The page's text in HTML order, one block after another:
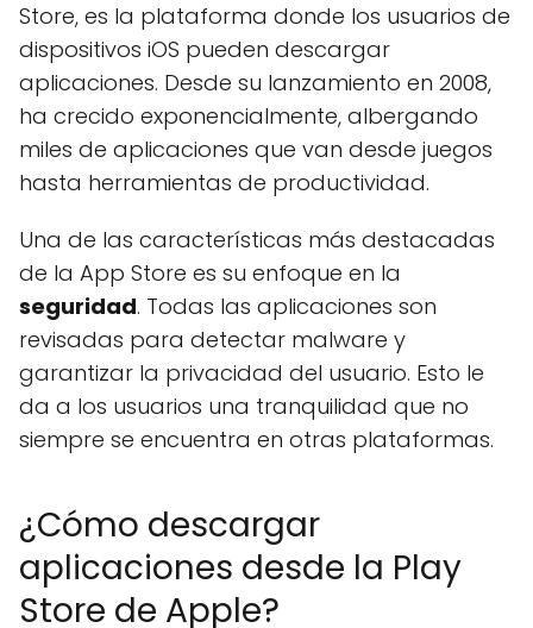
Store, es la plataforma donde los usuarios de
dispositivos iOS pueden descargar
aplicaciones. Desde su lanzamiento en 2008,
ha crecido exponencialmente, albergando
miles de aplicaciones que van desde juegos
hasta herramientas de productividad.
Una de las características más destacadas
de la App Store es su enfoque en la
seguridad. Todas las aplicaciones son
revisadas para detectar malware y
garantizar la privacidad del usuario. Esto le
da a los usuarios una tranquilidad que no
siempre se encuentra en otras plataformas.
¿Cómo descargar
aplicaciones desde la Play
Store de Apple?